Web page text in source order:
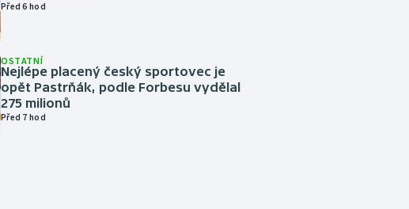
Před 6 hod
OSTATNÍ
Nejlépe placený český sportovec je
opět Pastrňák, podle Forbesu vydělal
275 milionů
Před 7 hod